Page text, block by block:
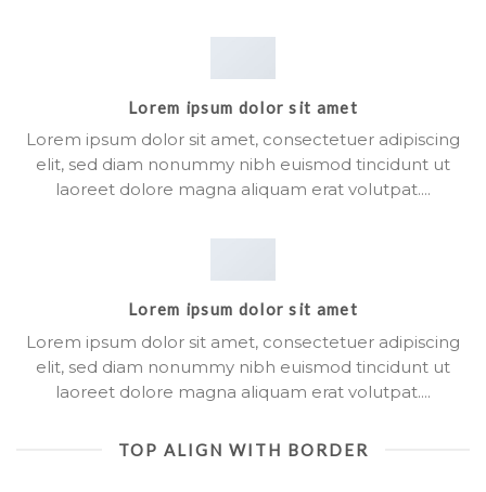
Lorem ipsum dolor sit amet
Lorem ipsum dolor sit amet, consectetuer adipiscing
elit, sed diam nonummy nibh euismod tincidunt ut
laoreet dolore magna aliquam erat volutpat….
Lorem ipsum dolor sit amet
Lorem ipsum dolor sit amet, consectetuer adipiscing
elit, sed diam nonummy nibh euismod tincidunt ut
laoreet dolore magna aliquam erat volutpat….
TOP ALIGN WITH BORDER